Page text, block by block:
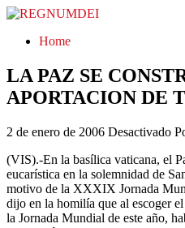
REGNUMDEI
Home
LA PAZ SE
APORTACION DE
2 de enero de 2006 Desactivado
(VIS).-En la basílica vaticana, el
eucarística en la solemnidad de
motivo de la XXXIX Jornada
dijo en la homilía que al escoger
la Jornada Mundial de este año,